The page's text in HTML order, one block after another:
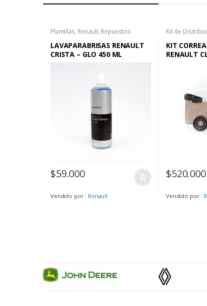
Plumillas, Renault, Repuestos
LAVAPARABRISAS RENAULT
CRISTA – GLO 450 ML
$59.000
Vendido por : Renault
Kit de
Renault
KIT
RENAULT
$520.000
Vendido por :